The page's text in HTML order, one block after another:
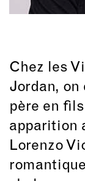
Chez les
Jordan, on
père en
apparition
Lorenzo